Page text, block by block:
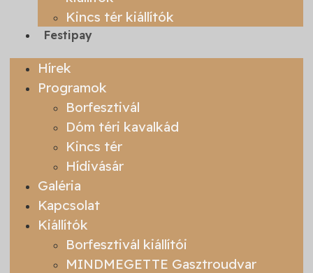
Kincs tér kiállítók
Festipay
Hírek
Programok
Borfesztivál
Dóm téri kavalkád
Kincs tér
Hídivásár
Galéria
Kapcsolat
Kiállítók
Borfesztivál kiállítói
MINDMEGETTE Gasztroudvar